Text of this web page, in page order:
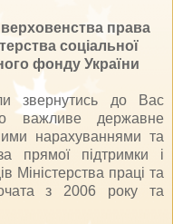
права
соціальної
фонду України
звернутись до Вас
важливе державне
нарахуваннями та
прямої підтримки і
Міністерства праці та
з 2006 року та